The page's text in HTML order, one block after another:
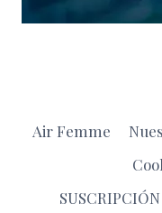
Air Femme